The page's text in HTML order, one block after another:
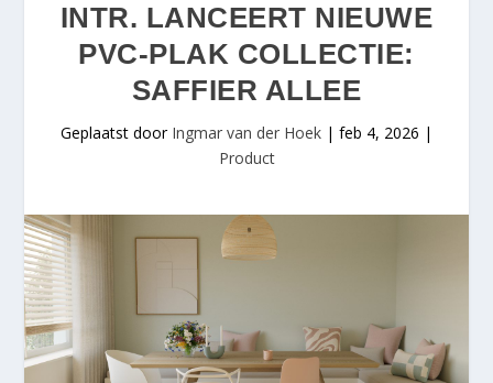
INTR. LANCEERT NIEUWE
PVC-PLAK COLLECTIE:
SAFFIER ALLEE
Geplaatst door Ingmar van der Hoek | feb 4, 2026 |
Product